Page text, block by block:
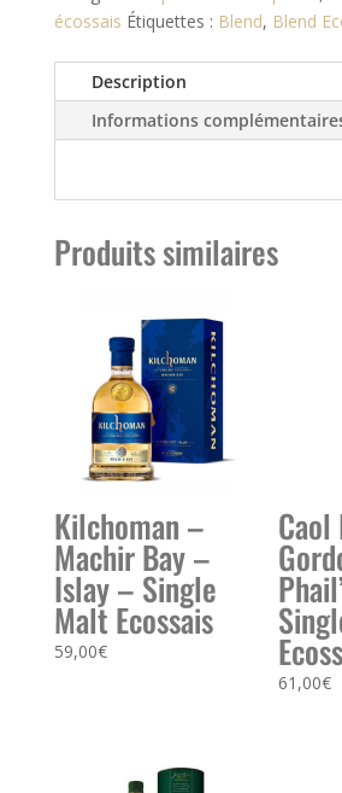
écossais Étiquettes : Blend, Blend
Description
Informations
Produits similaires
Kilchoman –
Machir Bay –
Islay – Single
Malt Ecossais
59,00€
61,00€